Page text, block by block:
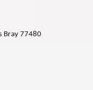
Bray 77480